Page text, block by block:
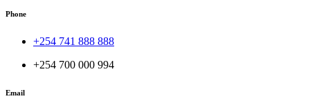
Phone
+254 741 888 888
+254 700 000 994
Email